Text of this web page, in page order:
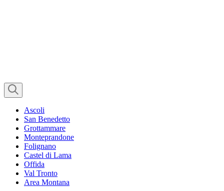
Ascoli
San Benedetto
Grottammare
Monteprandone
Folignano
Castel di Lama
Offida
Val Tronto
Area Montana